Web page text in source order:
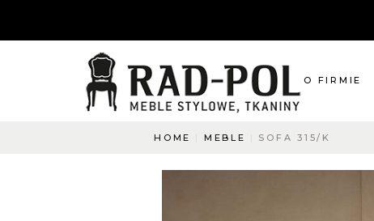
O FIRMIE
HOME MEBLE SOFA 315/K